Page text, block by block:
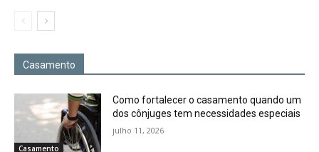
Casamento
Casamento
Como fortalecer o casamento quando um
dos cônjuges tem necessidades especiais
julho 11, 2026